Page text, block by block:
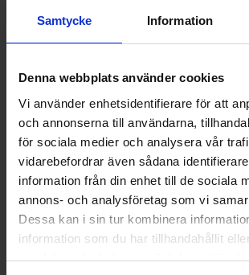
Samtycke Information
Denna webbplats använder cookies
Vi använder enhetsidentifierare för att
och annonserna till användarna,
för sociala medier och analysera vår
vidarebefordrar även sådana
information från din enhet till de sociala
annons- och analysföretag som vi
Dessa kan i sin tur kombinera
information som du har tillhandahållit
samlat in när du har använt deras
R
Den ena slutade pendla från sida till sida
Den andra spridaren delade sig själv vid
inte sättas ihop.
De var billigast på nätet... nu förstår jag
6 år sedan
Populära produkter i